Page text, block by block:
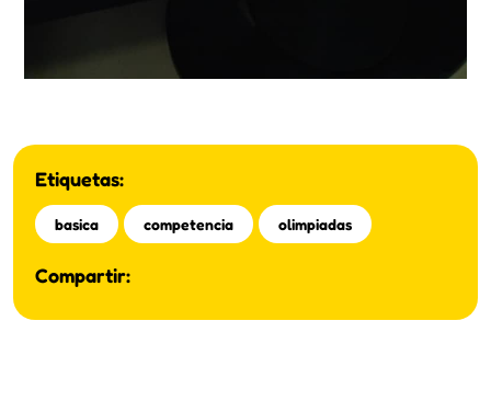
Etiquetas:
basica competencia olimpiadas
Compartir: